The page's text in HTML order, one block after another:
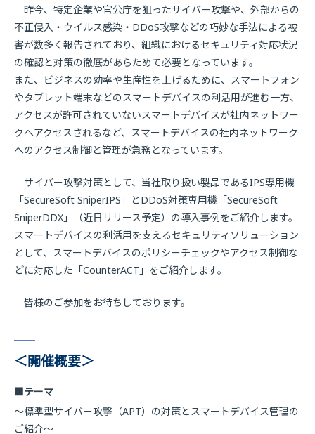
昨今、特定企業や官公庁を狙ったサイバー攻撃や、外部からの
不正侵入・ウイルス感染・DDoS攻撃などの巧妙な手法による被
害が数多く報告されており、組織におけるセキュリティ対応状況
の確認と対策の徹底があらためて必要となっています。
また、ビジネスの効率や生産性を上げるために、スマートフォン
やタブレット端末などのスマートデバイスの利活用が進む一方、
アクセスが許可されていないスマートデバイスが社内ネットワー
クへアクセスされるなど、スマートデバイスの社内ネットワーク
へのアクセス制御と管理が急務となっています。
サイバー攻撃対策として、当社取り扱い製品であるIPS専用機
「SecureSoft SniperIPS」とDDoS対策専用機「SecureSoft
SniperDDX」（近日リリース予定）の導入事例をご紹介します。
スマートデバイスの利活用を支えるセキュリティソリューション
として、スマートデバイスのポリシーチェックやアクセス制御な
どに対応した「CounterACT」をご紹介します。
皆様のご参加をお待ちしております。
＜開催概要＞
■テーマ
〜標準型サイバー攻撃（APT）の対策とスマートデバイス管理の
ご紹介〜